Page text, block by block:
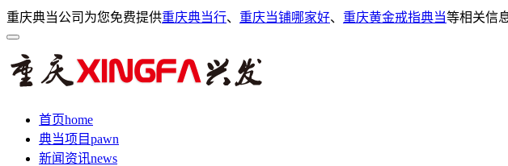
重庆典当公司为您免费提供重庆典当行、 重庆当铺哪家好、 重庆黄金戒指典当等相关信
首页home
典当项目pawn
新闻资讯news